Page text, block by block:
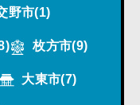
野市(1)
枚方市(9)
大東市(7)